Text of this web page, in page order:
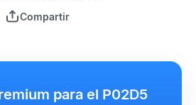
Compartir
para el P02D5